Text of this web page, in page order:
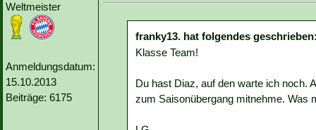
Weltmeister
Anmeldungsdatum:
15.10.2013
Beiträge: 6175
franky13. hat folgendes
Klasse Team!
Du hast Diaz, auf den warte ich noch.
zum Saisonübergang mitnehme. Was